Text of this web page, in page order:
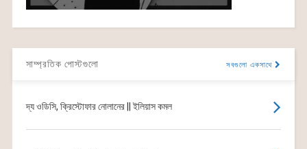
সাম্প্রতিক পোস্টগুলো সবগুলো একসাথে
দ্য ওডিসি, ক্রিস্টোফার নোলানের || ইলিয়াস কমল